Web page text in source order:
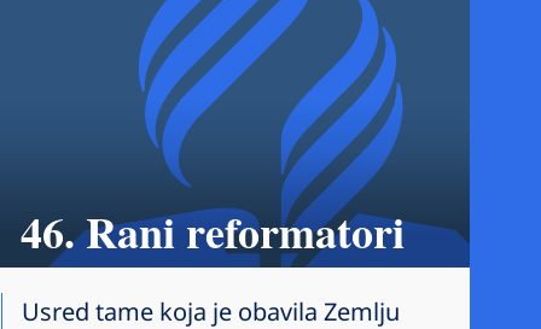
46. Rani reformatori
Usred tame koja je obavila Zemlju